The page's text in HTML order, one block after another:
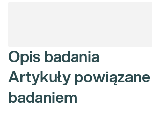
Opis badania
Artykuły
badaniem